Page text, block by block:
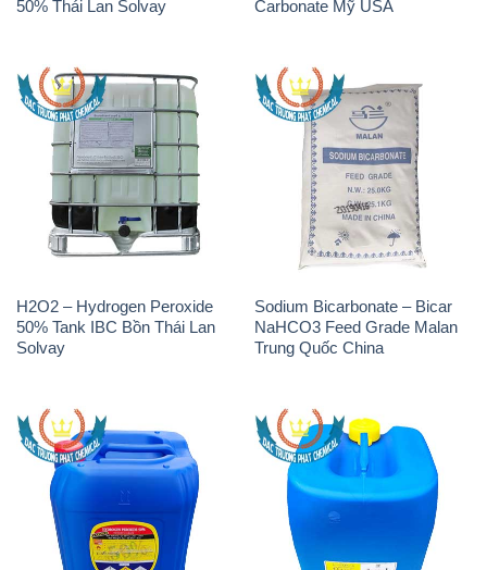
50% Thái Lan Solvay Carbonate Mỹ USA
H2O2 – Hydrogen Peroxide
50% Tank IBC Bồn Thái Lan
Solvay
Sodium Bicarbonate – Bicar
NaHCO3 Feed Grade Malan
Trung Quốc China